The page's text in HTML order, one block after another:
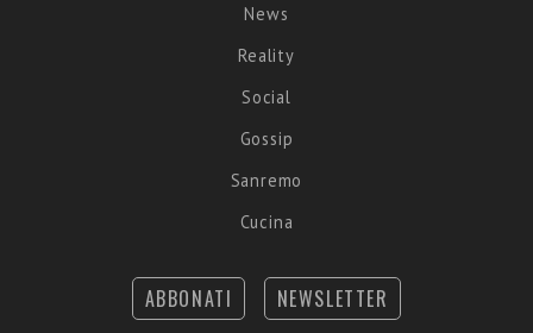
News
Reality
Social
Gossip
Sanremo
Cucina
ABBONATI NEWSLETTER